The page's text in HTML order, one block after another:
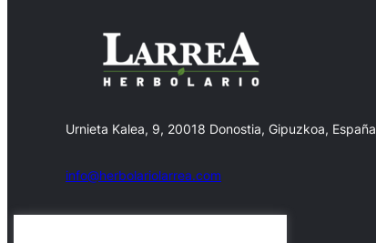
Urnieta Kalea, 9, 20018 Donostia, Gipuzkoa, España
info@herbolariolarrea.com